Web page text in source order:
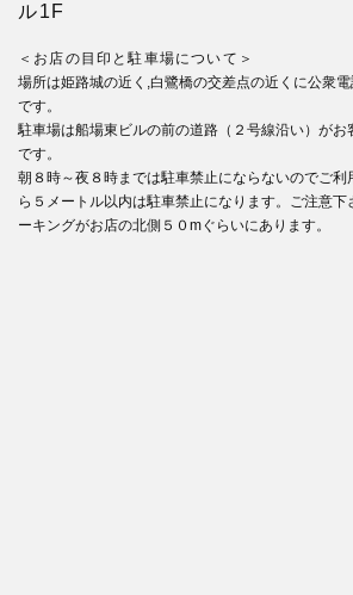
ル1F
＜お店の目印と駐車場について＞
場所は姫路城の近く,白鷺橋の交差点の近くに公衆
です。
駐車場は船場東ビルの前の道路（２号線沿い）がお
です。
朝８時～夜８時までは駐車禁止にならないのでご
ら５メートル以内は駐車禁止になります。ご注意
ーキングがお店の北側５０mぐらいにあります。